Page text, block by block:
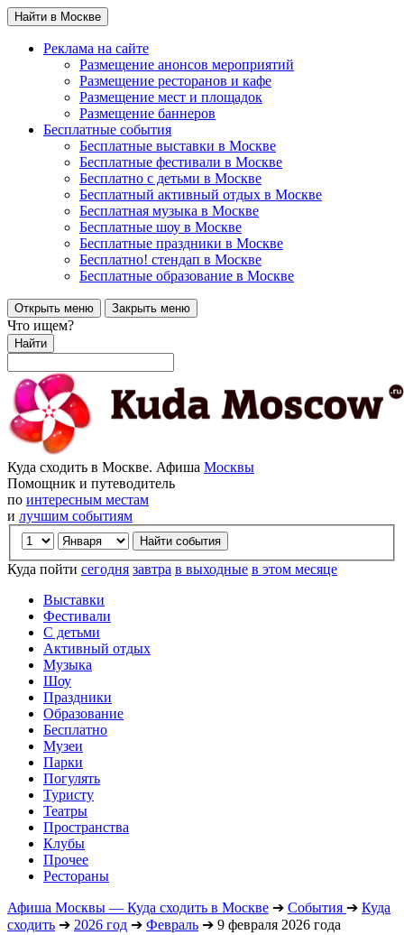
Найти в Москве
Реклама на сайте
Размещение анонсов мероприятий
Размещение ресторанов и кафе
Размещение мест и площадок
Размещение баннеров
Бесплатные события
Бесплатные выставки в Москве
Бесплатные фестивали в Москве
Бесплатно с детьми в Москве
Бесплатный активный отдых в Москве
Бесплатная музыка в Москве
Бесплатные шоу в Москве
Бесплатные праздники в Москве
Бесплатно! стендап в Москве
Бесплатные образование в Москве
Открыть меню Закрыть меню
Что ищем?
Найти
Куда сходить в Москве. Афиша Москвы
Помощник и путеводитель
по интересным местам
и лучшим событиям
Куда пойти сегодня завтра в выходные в этом месяце
Выставки
Фестивали
С детьми
Активный отдых
Музыка
Шоу
Праздники
Образование
Бесплатно
Музеи
Парки
Погулять
Туристу
Театры
Пространства
Клубы
Прочее
Рестораны
Афиша Москвы — Куда сходить в Москве ➔ События ➔ Куда
сходить ➔ 2026 год ➔ Февраль ➔ 9 февраля 2026 года